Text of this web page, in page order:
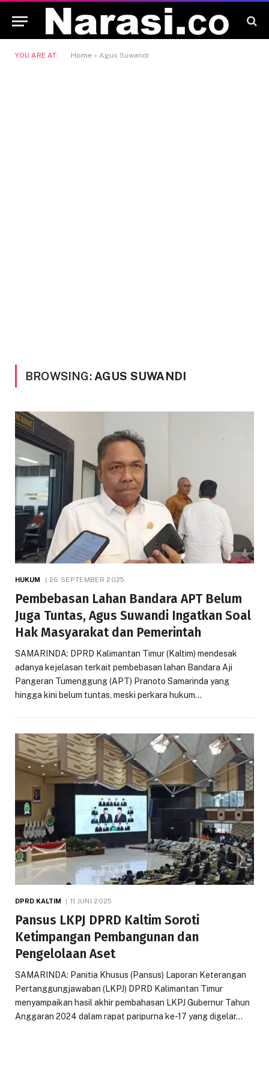
YOU ARE AT: Home » Agus Suwandi
BROWSING: AGUS SUWANDI
HUKUM 26 SEPTEMBER 2025
Pembebasan Lahan Bandara APT Belum
Juga Tuntas, Agus Suwandi Ingatkan Soal
Hak Masyarakat dan Pemerintah
SAMARINDA: DPRD Kalimantan Timur (Kaltim) mendesak
adanya kejelasan terkait pembebasan lahan Bandara Aji
Pangeran Tumenggung (APT) Pranoto Samarinda yang
hingga kini belum tuntas, meski perkara hukum…
DPRD KALTIM 11 JUNI 2025
Pansus LKPJ DPRD Kaltim Soroti
Ketimpangan Pembangunan dan
Pengelolaan Aset
SAMARINDA: Panitia Khusus (Pansus) Laporan Keterangan
Pertanggungjawaban (LKPJ) DPRD Kalimantan Timur
menyampaikan hasil akhir pembahasan LKPJ Gubernur Tahun
Anggaran 2024 dalam rapat paripurna ke-17 yang digelar…